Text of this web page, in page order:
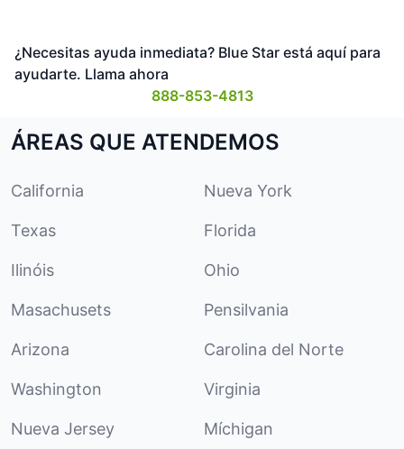
¿Necesitas ayuda inmediata? Blue Star está aquí para
ayudarte. Llama ahora
888-853-4813
ÁREAS QUE ATENDEMOS
California Nueva York
Texas Florida
Ilinóis Ohio
Masachusets Pensilvania
Arizona Carolina del Norte
Washington Virginia
Nueva Jersey Míchigan